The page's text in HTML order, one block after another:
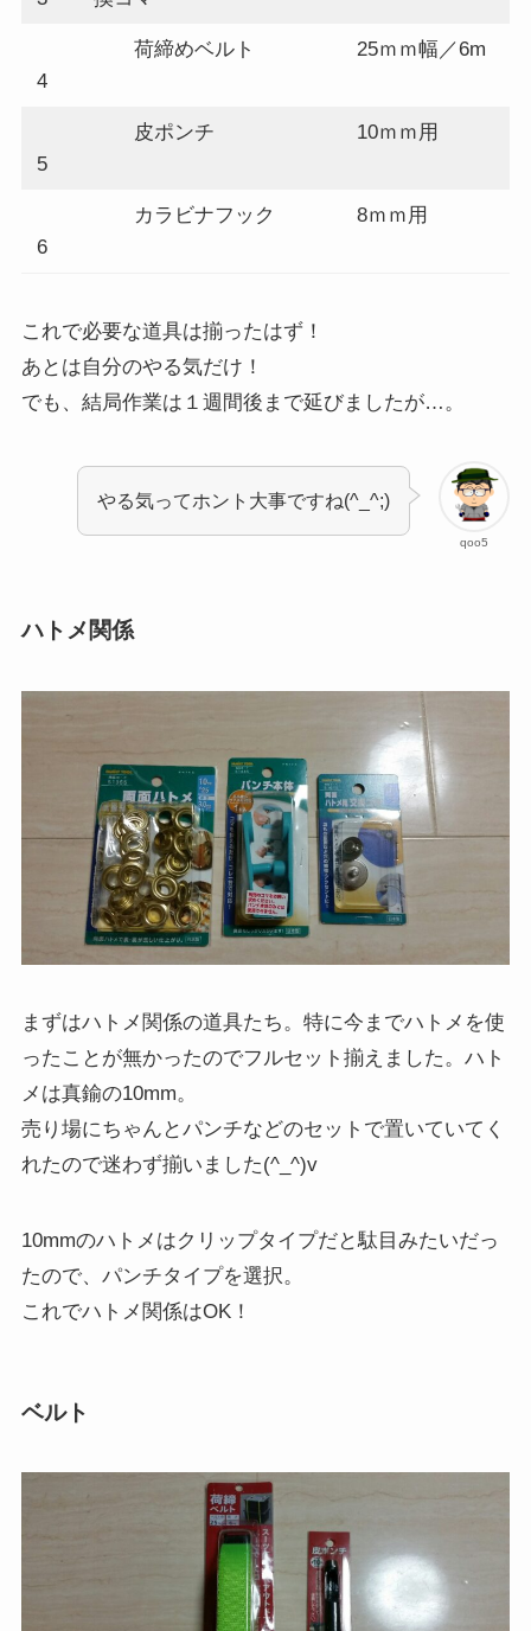
4
荷締めベルト 25ｍｍ幅／6m
5
皮ポンチ 10ｍｍ用
6
カラビナフック 8ｍｍ用
これで必要な道具は揃ったはず！
あとは自分のやる気だけ！
でも、結局作業は１週間後まで延びましたが…。
qoo5
やる気ってホント大事ですね(^_^;)
ハトメ関係
まずはハトメ関係の道具たち。特に今までハトメを使
ったことが無かったのでフルセット揃えました。ハト
メは真鍮の10mm。
売り場にちゃんとパンチなどのセットで置いていてく
れたので迷わず揃いました(^_^)v
10mmのハトメはクリップタイプだと駄目みたいだっ
たので、パンチタイプを選択。
これでハトメ関係はOK！
ベルト